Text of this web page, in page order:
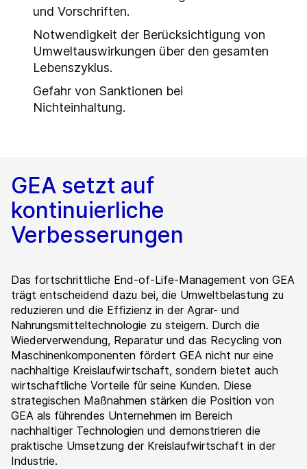
und Vorschriften.
Notwendigkeit der Berücksichtigung von
Umweltauswirkungen über den gesamten
Lebenszyklus.
Gefahr von Sanktionen bei
Nichteinhaltung.
GEA setzt auf
kontinuierliche
Verbesserungen
Das fortschrittliche End-of-Life-Management von GEA
trägt entscheidend dazu bei, die Umweltbelastung zu
reduzieren und die Effizienz in der Agrar- und
Nahrungsmitteltechnologie zu steigern. Durch die
Wiederverwendung, Reparatur und das Recycling von
Maschinenkomponenten fördert GEA nicht nur eine
nachhaltige Kreislaufwirtschaft, sondern bietet auch
wirtschaftliche Vorteile für seine Kunden. Diese
strategischen Maßnahmen stärken die Position von
GEA als führendes Unternehmen im Bereich
nachhaltiger Technologien und demonstrieren die
praktische Umsetzung der Kreislaufwirtschaft in der
Industrie.